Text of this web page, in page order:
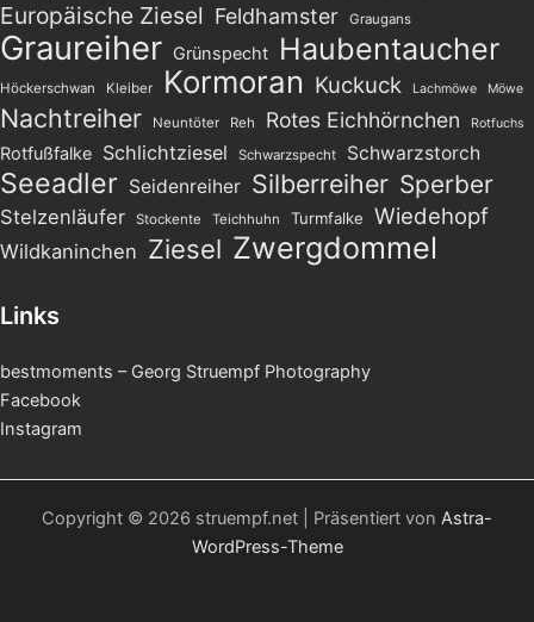
Europäische Ziesel Feldhamster Graugans
Graureiher Grünspecht Haubentaucher
Höckerschwan Kleiber Kormoran Kuckuck Lachmöwe Möwe
Nachtreiher Neuntöter Reh Rotes Eichhörnchen Rotfuchs
Rotfußfalke Schlichtziesel Schwarzspecht Schwarzstorch
Seeadler Seidenreiher Silberreiher Sperber
Stelzenläufer Stockente Teichhuhn Turmfalke Wiedehopf
Wildkaninchen Ziesel Zwergdommel
Links
bestmoments – Georg Struempf Photography
Facebook
Instagram
Copyright © 2026 struempf.net | Präsentiert von Astra-
WordPress-Theme